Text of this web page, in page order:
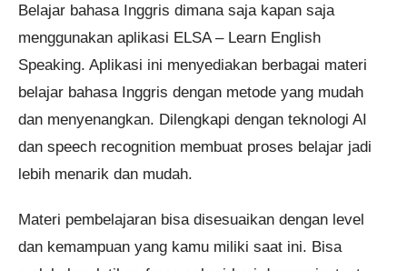
Belajar bahasa Inggris dimana saja kapan saja
menggunakan aplikasi ELSA – Learn English
Speaking. Aplikasi ini menyediakan berbagai materi
belajar bahasa Inggris dengan metode yang mudah
dan menyenangkan. Dilengkapi dengan teknologi AI
dan speech recognition membuat proses belajar jadi
lebih menarik dan mudah.
Materi pembelajaran bisa disesuaikan dengan level
dan kemampuan yang kamu miliki saat ini. Bisa